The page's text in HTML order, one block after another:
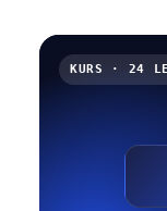
KURS · 24